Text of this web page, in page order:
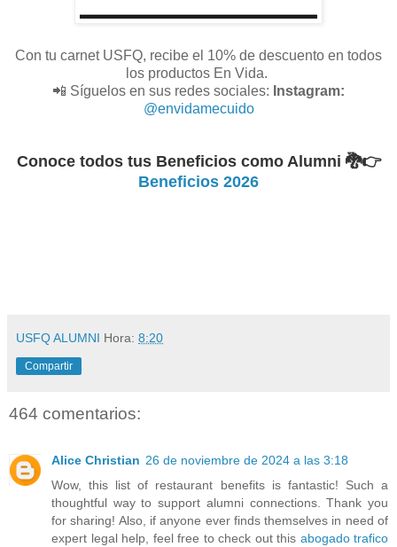
Con tu carnet USFQ, recibe el 10% de descuento en todos
los productos En Vida.
📲 Síguelos en sus redes sociales: Instagram:
@envidamecuido
Conoce todos tus Beneficios como Alumni 🐉👉
Beneficios 2026
USFQ ALUMNI Hora: 8:20
Compartir
464 comentarios:
Alice Christian 26 de noviembre de 2024 a las 3:18
Wow, this list of restaurant benefits is fantastic! Such a
thoughtful way to support alumni connections. Thank you
for sharing! Also, if anyone ever finds themselves in need of
expert legal help, feel free to check out this abogado trafico